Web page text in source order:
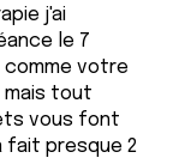
j'ai
le 7
comme votre
tout
vous font
fait presque 2